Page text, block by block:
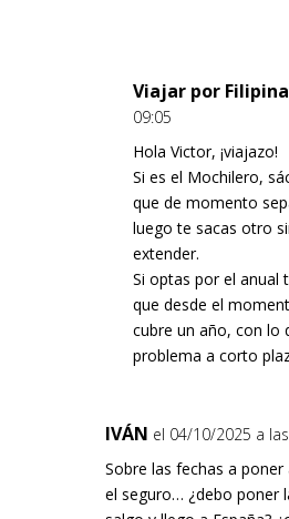
Viajar por
09:05
Hola Victor, ¡viajazo!
Si es el Mochilero,
que de momento
luego te sacas otro
extender.
Si optas por el anual
que desde el
cubre un año, con lo
problema a corto
IVÁN el 04/10/2025 a
Sobre las fechas a
el seguro… ¿debo poner